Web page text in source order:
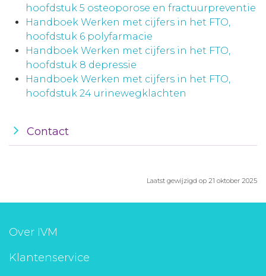
hoofdstuk 5 osteoporose en fractuurpreventie
Handboek Werken met cijfers in het FTO,
hoofdstuk 6 polyfarmacie
Handboek Werken met cijfers in het FTO,
hoofdstuk 8 depressie
Handboek Werken met cijfers in het FTO,
hoofdstuk 24 urinewegklachten
Contact
Laatst gewijzigd op 21 oktober 2025
Over IVM
Klantenservice